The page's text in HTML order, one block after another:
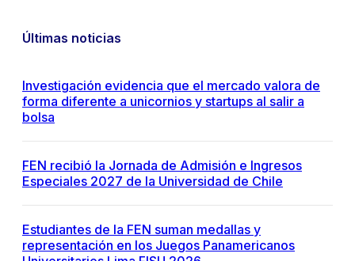
Últimas noticias
Investigación evidencia que el mercado valora de
forma diferente a unicornios y startups al salir a
bolsa
FEN recibió la Jornada de Admisión e Ingresos
Especiales 2027 de la Universidad de Chile
Estudiantes de la FEN suman medallas y
representación en los Juegos Panamericanos